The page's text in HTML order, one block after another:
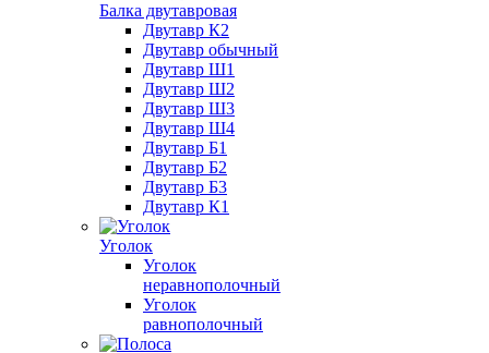
Балка двутавровая
Двутавр К2
Двутавр обычный
Двутавр Ш1
Двутавр Ш2
Двутавр Ш3
Двутавр Ш4
Двутавр Б1
Двутавр Б2
Двутавр Б3
Двутавр К1
Уголок
Уголок
неравнополочный
Уголок
равнополочный